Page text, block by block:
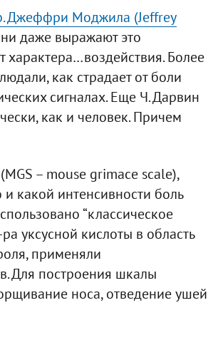
Джеффри Моджила (Jeffrey
даже выражают это
характера…воздействия. Более
как страдает от боли
сигналах. Еще Ч. Дарвин
как и человек. Причем
– mouse grimace scale),
какой интенсивности боль
“классическое
уксусной кислоты в область
применяли
Для построения шкалы
носа, отведение ушей